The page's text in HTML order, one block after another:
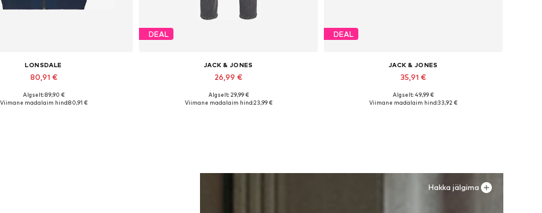
LONSDALE
80,91 €
suurused: S, M, L, XL, XXL, XXXL
Algselt: 89,90 €
Viimane madalaim hind:80,91 €
DEAL
JACK & JONES
26,99 €
Saadaval erinevates suurustes
Algselt: 29,99 €
Viimane madalaim hind:23,99 €
DEAL
JACK & JONES
35,91 €
Saadaolevad suurused: 41, 42, 43, 44, 45
Algselt: 49,99 €
Viimane madalaim hind:33,92 €
Hakka jälgima